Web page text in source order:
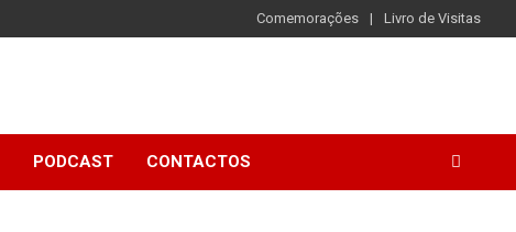
Comemorações Livro de Visitas
PODCAST CONTACTOS